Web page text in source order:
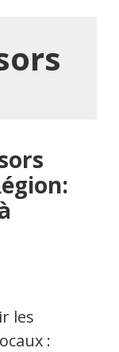
les
: